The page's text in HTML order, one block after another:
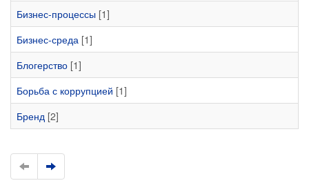
Бизнес-процессы [1]
Бизнес-среда [1]
Блогерство [1]
Борьба с коррупцией [1]
Бренд [2]